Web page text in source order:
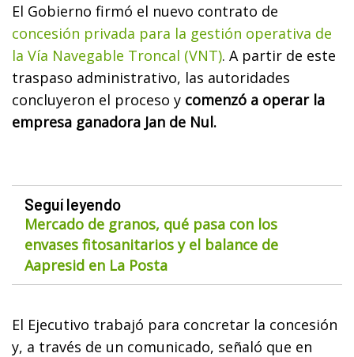
El Gobierno firmó el nuevo contrato de
concesión privada para la gestión operativa de
la Vía Navegable Troncal (VNT). A partir de este
traspaso administrativo, las autoridades
concluyeron el proceso y comenzó a operar la
empresa ganadora Jan de Nul.
Seguí leyendo
Mercado de granos, qué pasa con los
envases fitosanitarios y el balance de
Aapresid en La Posta
El Ejecutivo trabajó para concretar la concesión
y, a través de un comunicado, señaló que en